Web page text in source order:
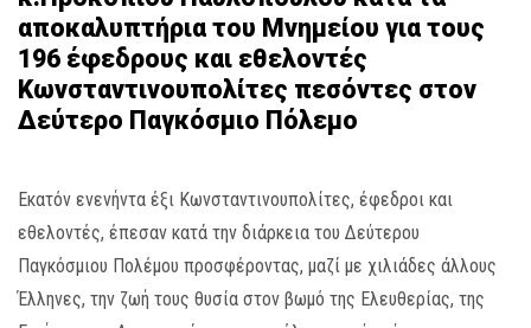
αποκαλυπτήρια του Μνημείου για τους
196 έφεδρους και εθελοντές
Κωνσταντινουπολίτες πεσόντες στον
Δεύτερο Παγκόσμιο Πόλεμο
Εκατόν ενενήντα έξι Κωνσταντινουπολίτες, έφεδροι και
εθελοντές, έπεσαν κατά την διάρκεια του Δεύτερου
Παγκόσμιου Πολέμου προσφέροντας, μαζί με χιλιάδες άλλους
Έλληνες, την ζωή τους θυσία στον βωμό της Ελευθερίας, της